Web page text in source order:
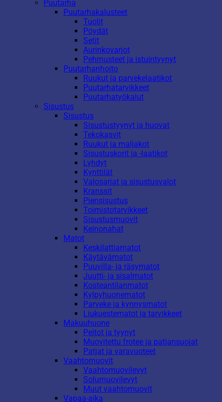
Puutarha
Puutarhakalusteet
Tuolit
Pöydät
Setit
Aurinkovarjot
Pehmusteet ja istuintyynyt
Puutarhanhoito
Ruukut ja parvekelaatikot
Puutarhatarvikkeet
Puutarhatyökalut
Sisustus
Sisustus
Sisustustyynyt ja huovat
Tekokasvit
Ruukut ja maljakot
Sisustuskorit ja -laatikot
Lyhdyt
Kynttilät
Valosarjat ja sisustusvalot
Kranssit
Piensisustus
Toimistotarvikkeet
Sisustusmuovit
Keinonahat
Matot
Keskilattiamatot
Käytävämatot
Puuvilla- ja räsymatot
Juutti- ja sisalmatot
Kosteantilanmatot
Kylpyhuonematot
Parveke ja kynnysmatot
Liukuestematot ja tarvikkeet
Makuuhuone
Peitot ja tyynyt
Muovitettu frotee ja patjansuojat
Patjat ja varavuoteet
Vaahtomuovit
Vaahtomuovilevyt
Solumuovilevyt
Muut vaahtomuovit
Vapaa-aika